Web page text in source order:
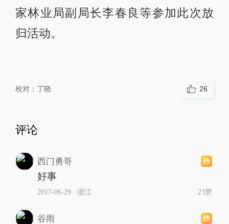
家林业局副局长李春良等参加此次放
归活动。
校对： 丁晓 26
评论
西门勇哥
好事
2017-06-29∙ 浙江 23赞
谷雨